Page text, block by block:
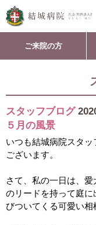
ご来院の方
スタッフブログ
５月の風景
いつも結城病院スタ
ございます。
さて、私の一日は、
のリードを持って庭
びついてくる可愛い相